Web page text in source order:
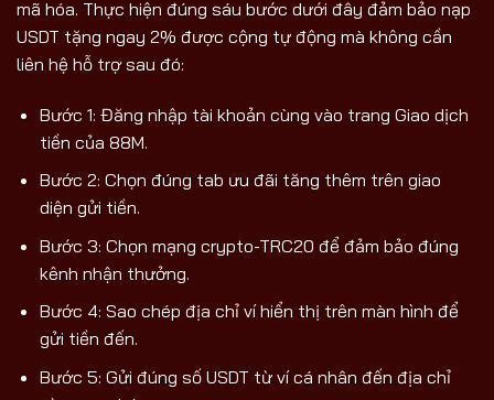
mã hóa. Thực hiện đúng sáu bước dưới đây đảm bảo nạp
USDT tặng ngay 2% được cộng tự động mà không cần
liên hệ hỗ trợ sau đó:
Bước 1: Đăng nhập tài khoản cùng vào trang Giao dịch
tiền của 88M.
Bước 2: Chọn đúng tab ưu đãi tăng thêm trên giao
diện gửi tiền.
Bước 3: Chọn mạng crypto-TRC20 để đảm bảo đúng
kênh nhận thưởng.
Bước 4: Sao chép địa chỉ ví hiển thị trên màn hình để
gửi tiền đến.
Bước 5: Gửi đúng số USDT từ ví cá nhân đến địa chỉ